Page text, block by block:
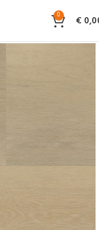
0 €